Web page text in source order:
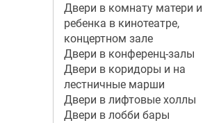
Двери в комнату матери и
ребенка в кинотеатре,
концертном зале
Двери в конференц-залы
Двери в коридоры и на
лестничные марши
Двери в лифтовые холлы
Двери в лобби бары